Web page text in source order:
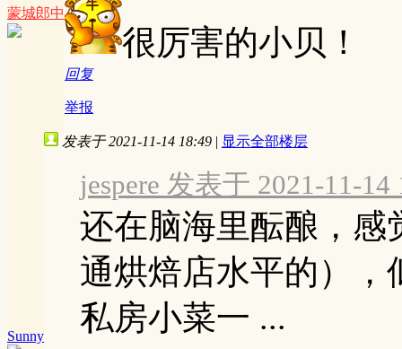
蒙城郎中
很厉害的小贝！
回复
举报
Sunny
发表于 2021-11-14 18:49 | 显示全部楼层
jespere 发表于 2021-11-14
还在脑海里酝酿，感
通烘焙店水平的），
私房小菜一 ...